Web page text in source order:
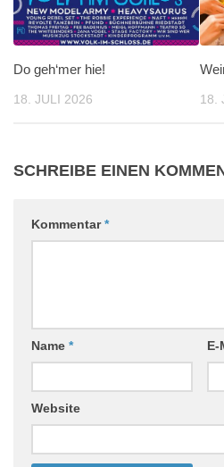
Do geh‘mer hie!
18. JULI 2026 18.
SCHREIBE EINEN
Kommentar*
Name * E-
Website